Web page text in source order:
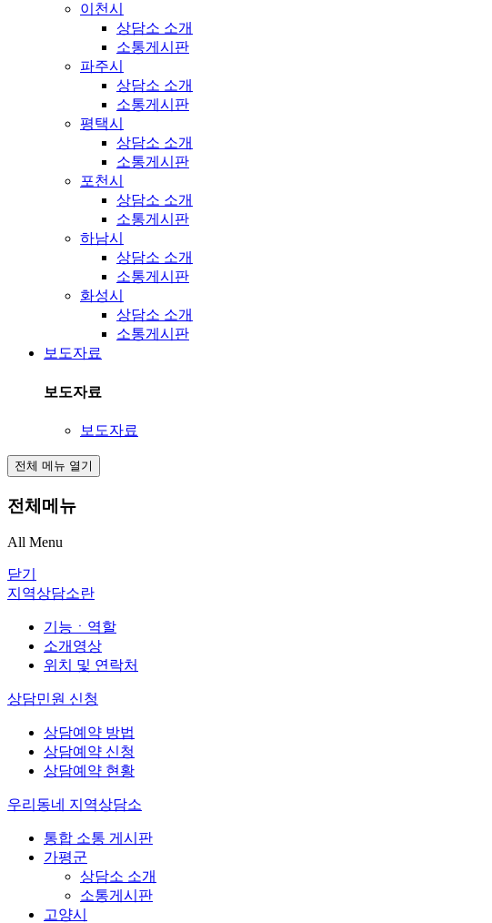
이천시
상담소 소개
소통게시판
파주시
상담소 소개
소통게시판
평택시
상담소 소개
소통게시판
포천시
상담소 소개
소통게시판
하남시
상담소 소개
소통게시판
화성시
상담소 소개
소통게시판
보도자료
보도자료
보도자료
전체 메뉴 열기
전체메뉴
All Menu
닫기
지역상담소란
기능ㆍ역할
소개영상
위치 및 연락처
상담민원 신청
상담예약 방법
상담예약 신청
상담예약 현황
우리동네 지역상담소
통합 소통 게시판
가평군
상담소 소개
소통게시판
고양시